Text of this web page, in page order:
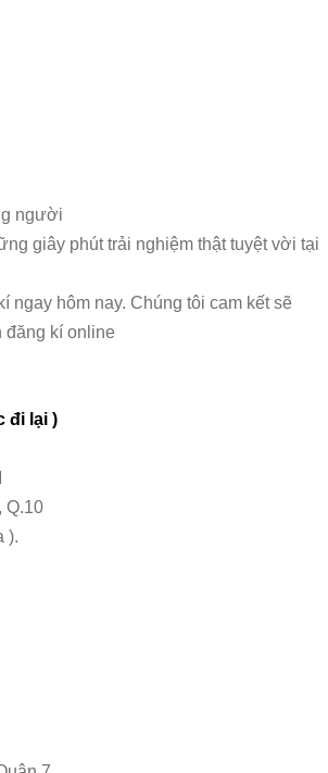
người
giây phút trải nghiệm thật tuyệt vời tại
ngay hôm nay. Chúng tôi cam kết sẽ
đăng kí online
đi lại )
Q.10
).